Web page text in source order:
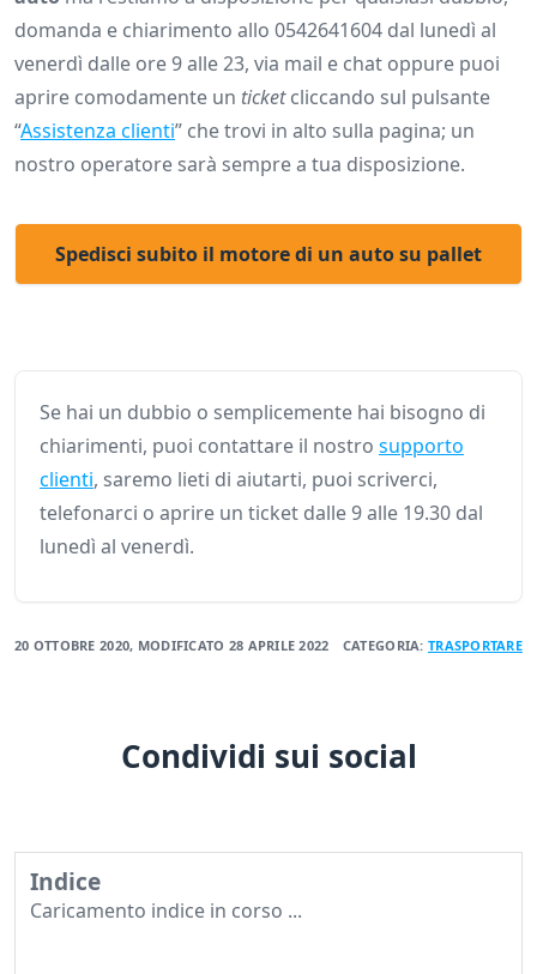
domanda e chiarimento allo 0542641604 dal lunedì al
venerdì dalle ore 9 alle 23, via mail e chat oppure puoi
aprire comodamente un ticketcliccando sul pulsante
“Assistenza clienti” che trovi in alto sulla pagina; un
nostro operatore sarà sempre a tua disposizione.
Spedisci subito il motore di un auto su pallet
Se hai un dubbio o semplicemente hai bisogno di
chiarimenti, puoi contattare il nostro supporto
clienti, saremo lieti di aiutarti, puoi scriverci,
telefonarci o aprire un ticket dalle 9 alle 19.30 dal
lunedì al venerdì.
20 OTTOBRE 2020, MODIFICATO 28 APRILE 2022 CATEGORIA: TRASPORTARE
Condividi sui social
Indice
Caricamento indice in corso ...